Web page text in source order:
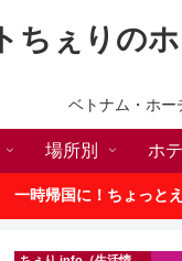
ちぇりの
ベトナム・ホー
場所別 ホ
一時帰国に！ちょっと